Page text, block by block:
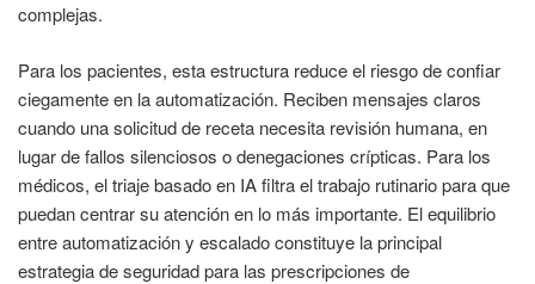
complejas.
Para los pacientes, esta estructura reduce el riesgo de confiar
ciegamente en la automatización. Reciben mensajes claros
cuando una solicitud de receta necesita revisión humana, en
lugar de fallos silenciosos o denegaciones crípticas. Para los
médicos, el triaje basado en IA filtra el trabajo rutinario para que
puedan centrar su atención en lo más importante. El equilibrio
entre automatización y escalado constituye la principal
estrategia de seguridad para las prescripciones de